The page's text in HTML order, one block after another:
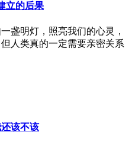
立的后果
盏明灯，照亮我们的心灵，
人类真的一定需要亲密关系
该不该